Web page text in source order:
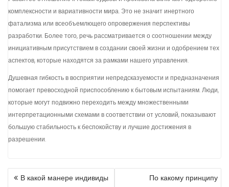
комплексности и вариативности мира. Это не значит инертного
фатализма или всеобъемлющего опровержения перспективы
разработки. Более того, речь рассматривается о соотношении между
инициативным присутствием в создании своей жизни и одобрением тех
аспектов, которые находятся за рамками нашего управления.
Душевная гибкость в восприятии непредсказуемости и предназначения
помогает превосходной приспособлению к бытовым испытаниям. Люди,
которые могут подвижно переходить между множественными
интерпретационными схемами в соответствии от условий, показывают
большую стабильность к беспокойству и лучшие достижения в
разрешении.
POSTВ какой манере индивиды
По какому принципу